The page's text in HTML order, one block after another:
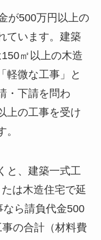
が500万円以上の
ています。建築
㎡以上の木造
軽微な工事」と
・下請を問わ
上の工事を受け
と、建築一式工
は木造住宅で延
なら請負代金500
の合計（材料費